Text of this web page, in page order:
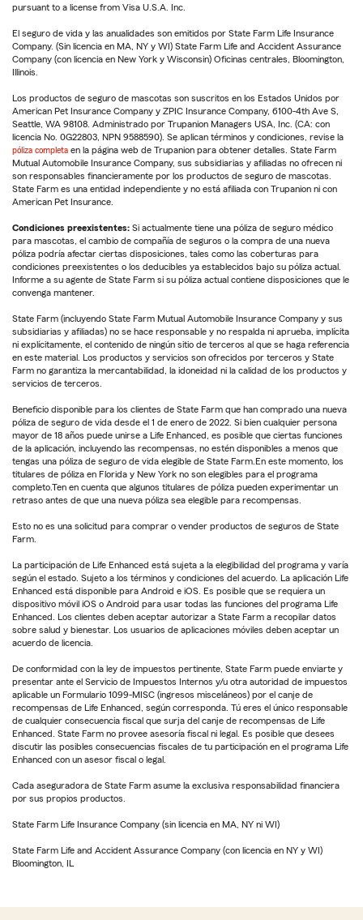
pursuant to a license from Visa U.S.A. Inc.
El seguro de vida y las anualidades son emitidos por State Farm Life Insurance
Company. (Sin licencia en MA, NY y WI) State Farm Life and Accident Assurance
Company (con licencia en New York y Wisconsin) Oficinas centrales, Bloomington,
Illinois.
Los productos de seguro de mascotas son suscritos en los Estados Unidos por
American Pet Insurance Company y ZPIC Insurance Company, 6100-4th Ave S,
Seattle, WA 98108. Administrado por Trupanion Managers USA, Inc. (CA: con
licencia No. 0G22803, NPN 9588590). Se aplican términos y condiciones, revise la
póliza completa en la página web de Trupanion para obtener detalles. State Farm
Mutual Automobile Insurance Company, sus subsidiarias y afiliadas no ofrecen ni
son responsables financieramente por los productos de seguro de mascotas.
State Farm es una entidad independiente y no está afiliada con Trupanion ni con
American Pet Insurance.
Condiciones preexistentes: Si actualmente tiene una póliza de seguro médico
para mascotas, el cambio de compañía de seguros o la compra de una nueva
póliza podría afectar ciertas disposiciones, tales como las coberturas para
condiciones preexistentes o los deducibles ya establecidos bajo su póliza actual.
Informe a su agente de State Farm si su póliza actual contiene disposiciones que le
convenga mantener.
State Farm (incluyendo State Farm Mutual Automobile Insurance Company y sus
subsidiarias y afiliadas) no se hace responsable y no respalda ni aprueba, implícita
ni explícitamente, el contenido de ningún sitio de terceros al que se haga referencia
en este material. Los productos y servicios son ofrecidos por terceros y State
Farm no garantiza la mercantabilidad, la idoneidad ni la calidad de los productos y
servicios de terceros.
Beneficio disponible para los clientes de State Farm que han comprado una nueva
póliza de seguro de vida desde el 1 de enero de 2022. Si bien cualquier persona
mayor de 18 años puede unirse a Life Enhanced, es posible que ciertas funciones
de la aplicación, incluyendo las recompensas, no estén disponibles a menos que
tengas una póliza de seguro de vida elegible de State Farm.En este momento, los
titulares de póliza en Florida y New York no son elegibles para el programa
completo.Ten en cuenta que algunos titulares de póliza pueden experimentar un
retraso antes de que una nueva póliza sea elegible para recompensas.
Esto no es una solicitud para comprar o vender productos de seguros de State
Farm.
La participación de Life Enhanced está sujeta a la elegibilidad del programa y varía
según el estado. Sujeto a los términos y condiciones del acuerdo. La aplicación Life
Enhanced está disponible para Android e iOS. Es posible que se requiera un
dispositivo móvil iOS o Android para usar todas las funciones del programa Life
Enhanced. Los clientes deben aceptar autorizar a State Farm a recopilar datos
sobre salud y bienestar. Los usuarios de aplicaciones móviles deben aceptar un
acuerdo de licencia.
De conformidad con la ley de impuestos pertinente, State Farm puede enviarte y
presentar ante el Servicio de Impuestos Internos y/u otra autoridad de impuestos
aplicable un Formulario 1099-MISC (ingresos misceláneos) por el canje de
recompensas de Life Enhanced, según corresponda. Tú eres el único responsable
de cualquier consecuencia fiscal que surja del canje de recompensas de Life
Enhanced. State Farm no provee asesoría fiscal ni legal. Es posible que desees
discutir las posibles consecuencias fiscales de tu participación en el programa Life
Enhanced con un asesor fiscal o legal.
Cada aseguradora de State Farm asume la exclusiva responsabilidad financiera
por sus propios productos.
State Farm Life Insurance Company (sin licencia en MA, NY ni WI)
State Farm Life and Accident Assurance Company (con licencia en NY y WI)
Bloomington, IL